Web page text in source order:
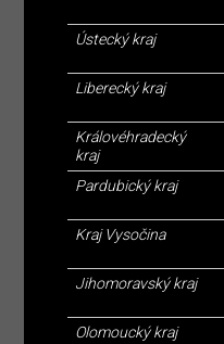
Ústecký kraj
Liberecký kraj
Královéhradecký
kraj
Pardubický kraj
Kraj Vysočina
Jihomoravský kraj
Olomoucký kraj